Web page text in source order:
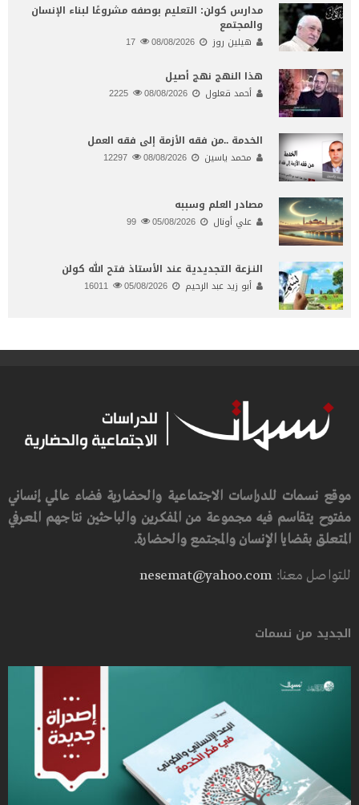
مدارس كولن: التعليم بوصفه مشروعًا لبناء الإنسان
والمجتمع
هيلين روز 08/08/2026
هذا النهج نهج أصيل
أحمد قعلول 08/08/2026
الخدمة ..من فقه الأزمة إلى فقه العمل
محمد ياسين 08/08/2026
مصادر العلم وسببه
علي أونال 05/08/2026
النـزعة التجديدية عند الأستاذ فتح الله كولن
أبو زيد عبد الرحيم 05/08/2026
موقع نسمات للدراسات الاجتماعية والحضارية فضاء عالمي إنساني
مفتوح يتقاسم فيه مجموعة من المفكرين والباحثين نتاجهم المعرفي
المتعلق بقضايا الإنسان والمجتمع والحضارة.
للتواصل معنا:nesemat@yahoo.com
الجديد من نسمات